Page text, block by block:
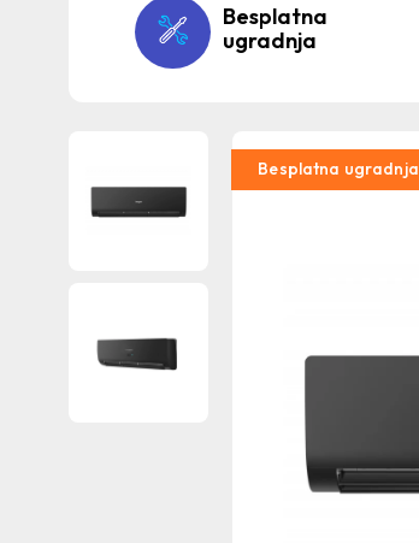
Besplatna
ugradnja
Besplatna ugradnja